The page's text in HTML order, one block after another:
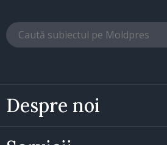
Despre noi